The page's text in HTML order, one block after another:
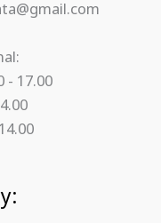
- 17.00